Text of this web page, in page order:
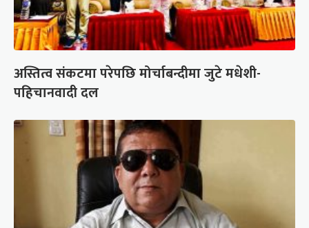
अस्तित्व संकटमा परेपछि मोर्चाबन्दीमा जुटे मधेशी-
पहिचानवादी दल